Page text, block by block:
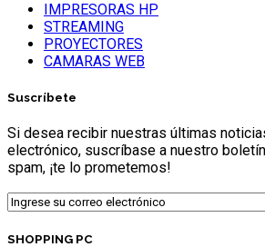
IMPRESORAS HP
STREAMING
PROYECTORES
CAMARAS WEB
Suscríbete
Si desea recibir nuestras últimas
electrónico, suscríbase a nuestro
spam, ¡te lo prometemos!
SHOPPING PC